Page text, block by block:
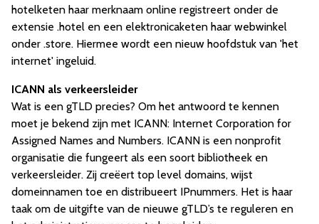
hotelketen haar merknaam online registreert onder de
extensie .hotel en een elektronicaketen haar webwinkel
onder .store. Hiermee wordt een nieuw hoofdstuk van 'het
internet' ingeluid.
ICANN als verkeersleider
Wat is een gTLD precies? Om het antwoord te kennen
moet je bekend zijn met ICANN: Internet Corporation for
Assigned Names and Numbers. ICANN is een non­profit
organisatie die fungeert als een soort bibliotheek en
verkeersleider. Zij creëert top level domains, wijst
domeinnamen toe en distribueert IP­nummers. Het is haar
taak om de uitgifte van de nieuwe gTLD’s te reguleren en